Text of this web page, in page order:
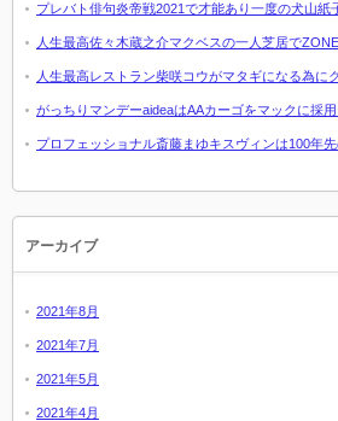
プレバト俳句炎帝戦2021で才能あり一度の犬山紙
人生最高佐々木蔵之介マクベスの一人芝居で
人生最高レストラン柴咲コウがマタギになる為に
がっちりマンデーaideaはAAカーゴをマックに採
プロフェッショナル斎藤まゆキスヴィンは100年
アーカイブ
2021年8月
2021年7月
2021年5月
2021年4月